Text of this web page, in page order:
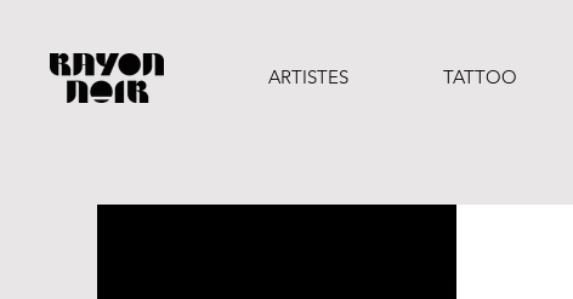
ARTISTES TATTOO